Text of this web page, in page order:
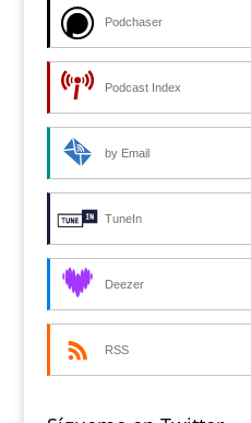
Podchaser
Podcast Index
by Email
TuneIn
Deezer
RSS